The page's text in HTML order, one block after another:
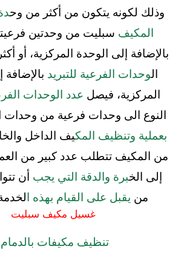
وذلك لكونه يتكون من أكثر من وح
المكيف سبليت من وحدتين
بالإضافة إلى الوحدة المركزية، أو
الوحدات الفرعية للتبريد
المركزية، فيصل عدد الوحدات
النوع الى وحدات فرعية من وحدات
بعملية وتنظيف المكيف الداخل
من المكيف تتطلب عدد كبير من
إلى الخبرة والدقة التي يجب أن
من يقبل على القيام بهذه ا
غسيل مكيف سبليت
تنظيف مكيفات بالدمام